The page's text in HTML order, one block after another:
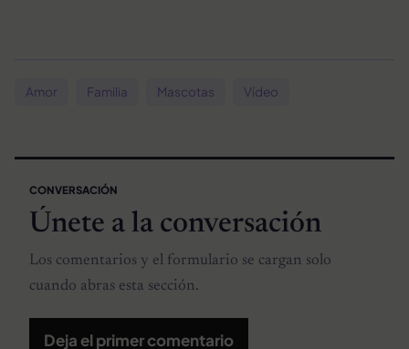
Amor Familia Mascotas Vídeo
CONVERSACIÓN
Únete a la conversación
Los comentarios y el formulario se cargan solo
cuando abras esta sección.
Deja el primer comentario